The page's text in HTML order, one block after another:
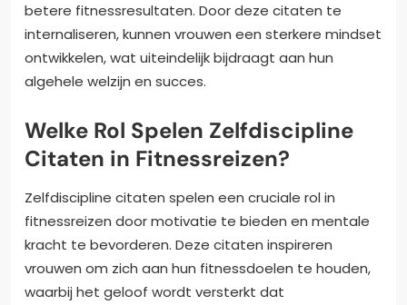
betere fitnessresultaten. Door deze citaten te
internaliseren, kunnen vrouwen een sterkere mindset
ontwikkelen, wat uiteindelijk bijdraagt aan hun
algehele welzijn en succes.
Welke Rol Spelen Zelfdiscipline
Citaten in Fitnessreizen?
Zelfdiscipline citaten spelen een cruciale rol in
fitnessreizen door motivatie te bieden en mentale
kracht te bevorderen. Deze citaten inspireren
vrouwen om zich aan hun fitnessdoelen te houden,
waarbij het geloof wordt versterkt dat